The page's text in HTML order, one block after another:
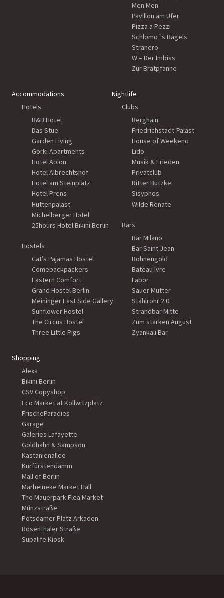
Men Men
Pavillon am Ufer
Pizza a Pezzi
Schlomo´s Bagels
Stranero
W – Der Imbiss
Zur Bratpfanne
Accommodations
Hotels
B&B Hotel
Das Stue
Garden Living
Gorki Apartments
Hotel Abion
Hotel Albrechtshof
Hotel am Steinplatz
Hotel Prens
Hüttenpalast
Michelberger Hotel
25hours Hotel Bikini Berlin
Hostels
Cat’s Pajamas Hostel
Comebackpackers
Eastern Comfort
Grand Hostel Berlin
Meininger East Side Gallery
Sunflower Hostel
The Circus Hostel
Three Little Pigs
Nightlife
Clubs
Berghain
Friedrichstadt-Palast
House of Weekend
Lido
Musik & Frieden
Privatclub
Ritter Butzke
Sisyphos
Wilde Renate
Bars
Bar Milano
Bar Saint Jean
Bohnengold
Bateau Ivre
Labor
Sauer Mutter
Stahlrohr 2.0
Strandbar Mitte
Zum starken August
Zyankali Bar
Shopping
Alexa
Bikini Berlin
CSV Copyshop
Eco Market at Kollwitzplatz
FrischeParadies
Garage
Galeries Lafayette
Goldhahn & Sampson
Kastanienallee
Kurfürstendamm
Mall of Berlin
Marheineke Market Hall
The Mauerpark Flea Market
Münzstraße
Potsdamer Platz Arkaden
Rosenthaler Straße
Supalife Kiosk